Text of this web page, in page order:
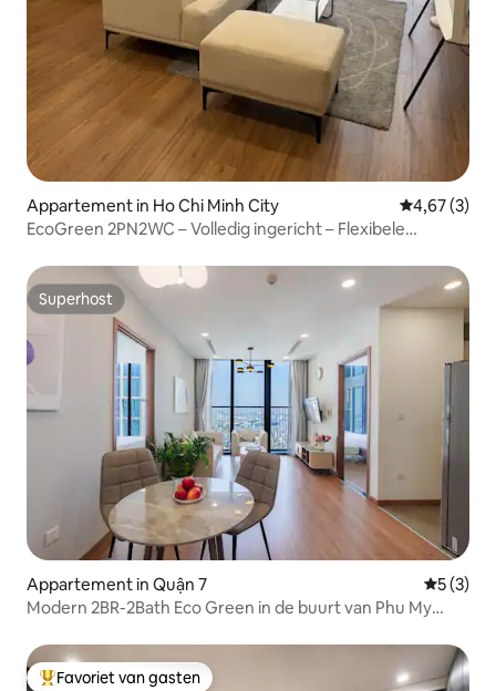
Appartement in Ho Chi Minh City
4,67 (3)
EcoGreen 2PN2WC – Volledig ingericht – Flexibele
Superhost
Superhost
Appartement in Quận 7
5 (3)
Modern 2BR-2Bath Eco Green in de buurt van Phu My
Favoriet van gasten